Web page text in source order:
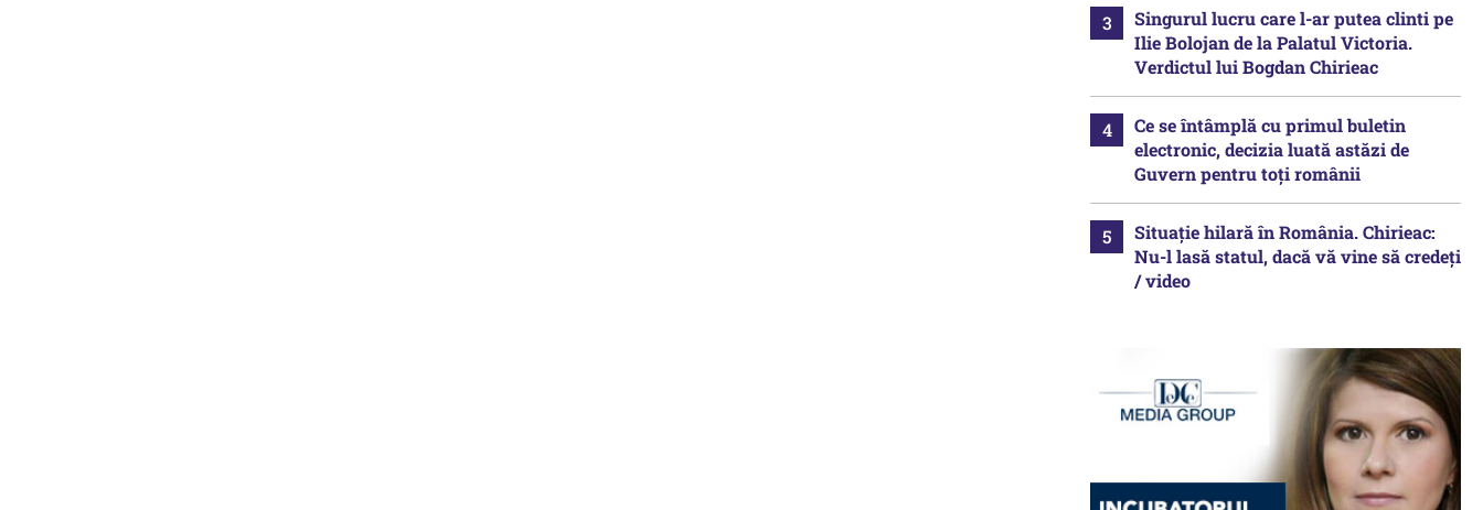
Singurul lucru care l-ar putea clinti pe
Ilie Bolojan de la Palatul Victoria.
Verdictul lui Bogdan Chirieac
Ce se întâmplă cu primul buletin
electronic, decizia luată astăzi de
Guvern pentru toți românii
Situație hilară în România. Chirieac:
Nu-l lasă statul, dacă vă vine să credeți
/ video